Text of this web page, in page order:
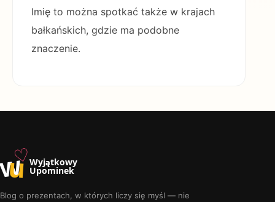
Imię to można spotkać także w krajach
bałkańskich, gdzie ma podobne
znaczenie.
u♡Wyjątkowy
Upominek
Blog o prezentach, w których liczy się myśl — nie